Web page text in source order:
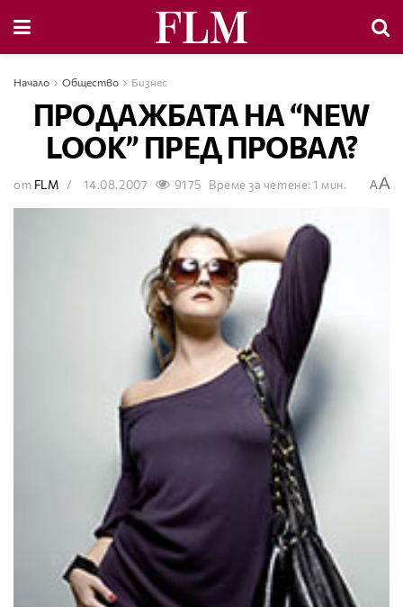
Начало Общество Бизнес
ПРОДАЖБАТА НА “NEW
LOOK” ПРЕД ПРОВАЛ?
от FLM 14.08.2007 9175 Време за четене: 1 мин. AA